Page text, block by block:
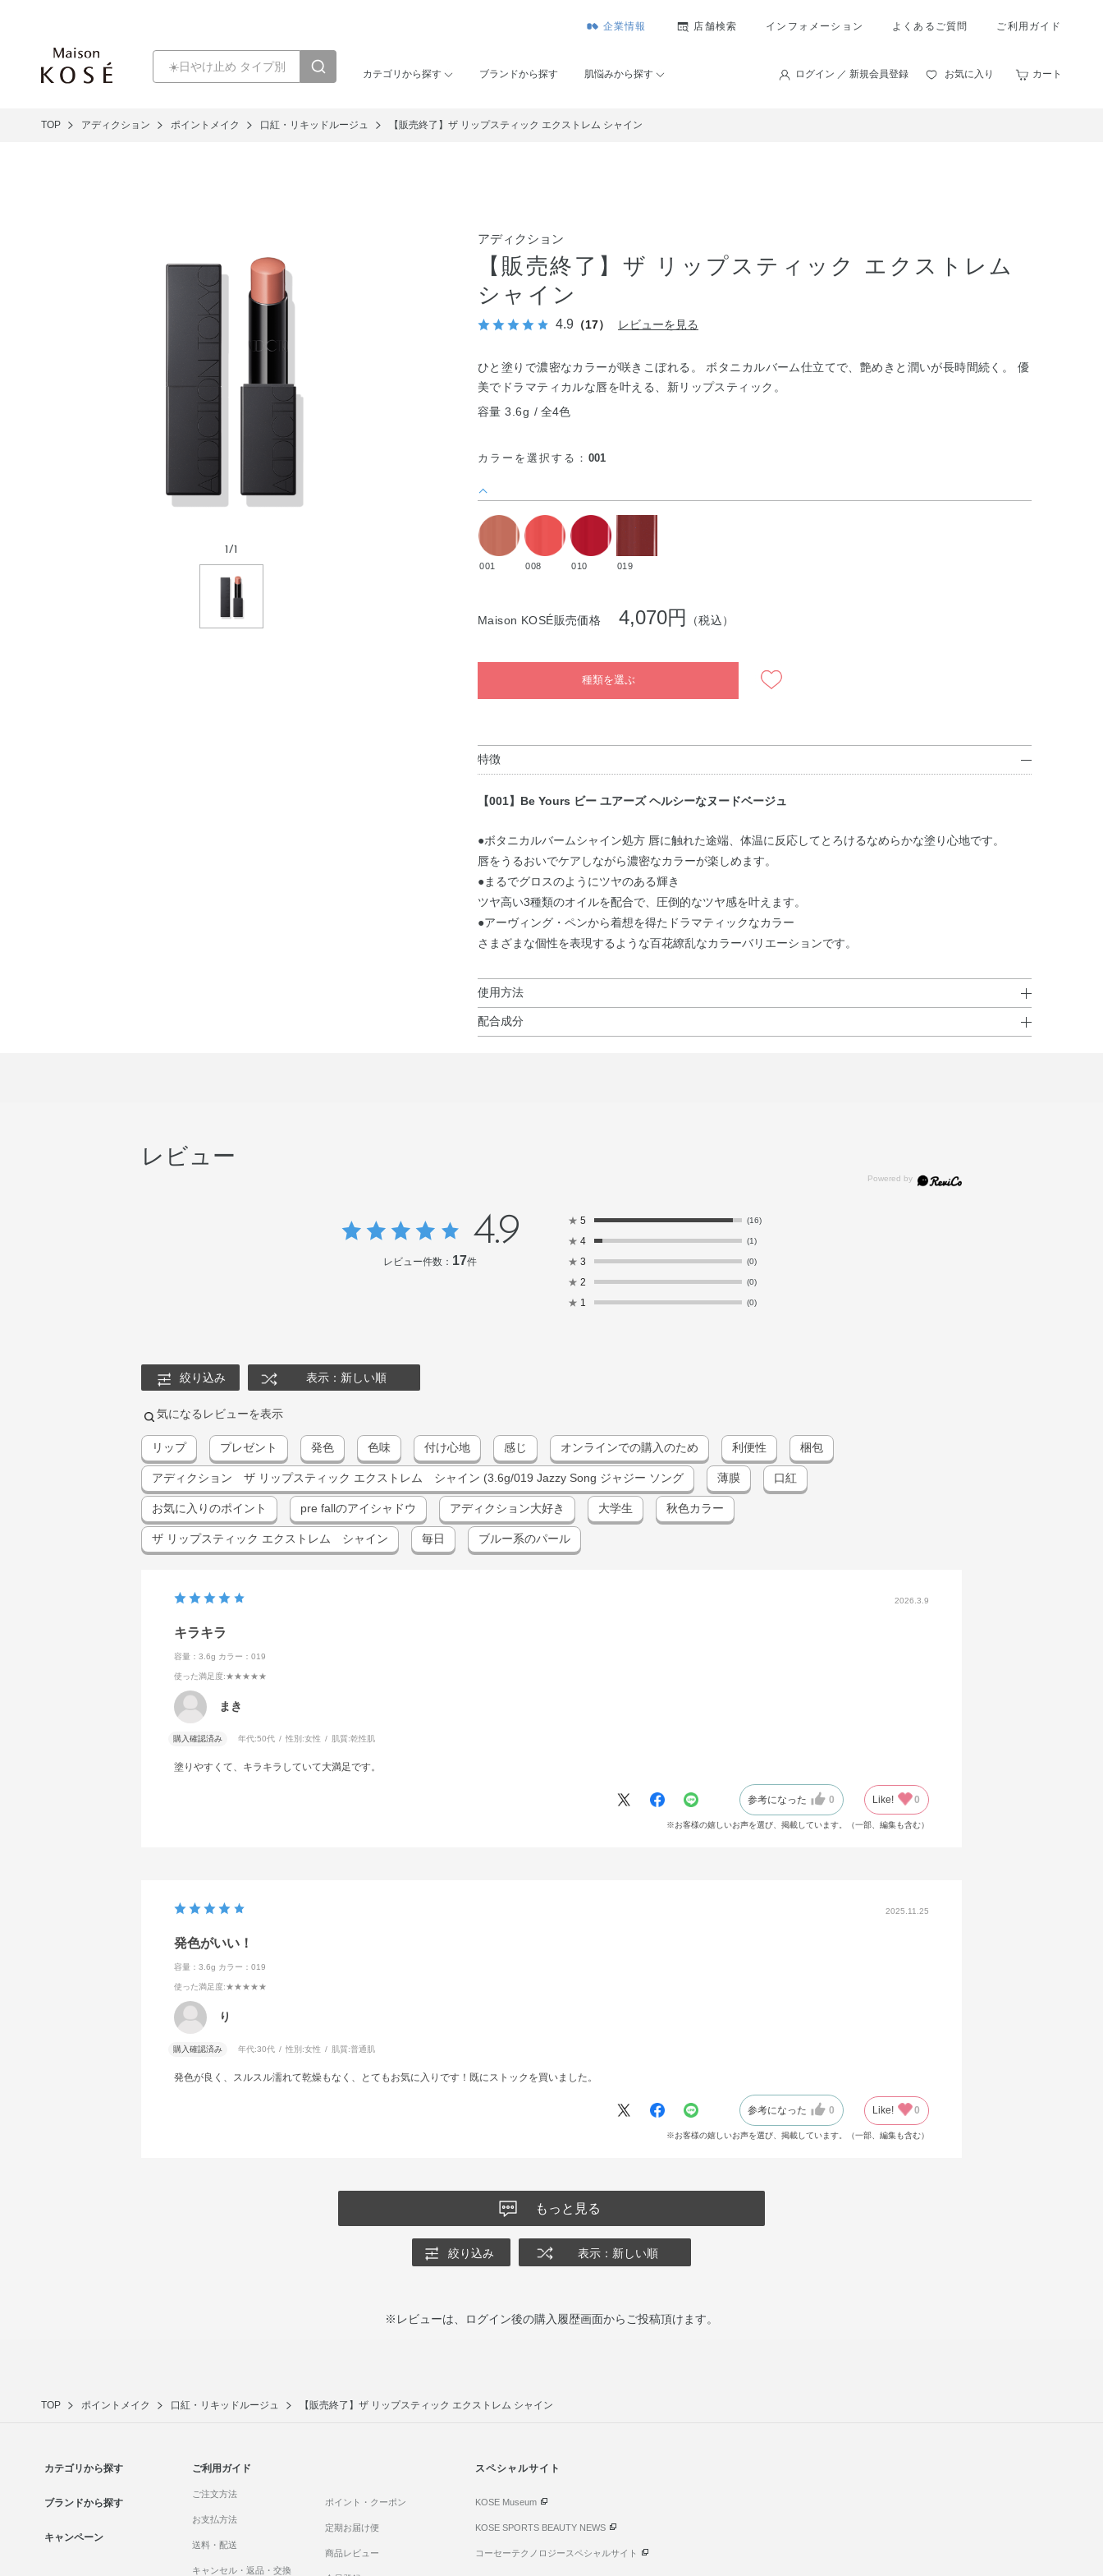
企業情報 店舗検索 インフォメーション よくあるご質問 ご利用ガイド
カテゴリから探す ブランドから探す 肌悩みから探す ログイン ／ 新規会員登録 お気に入り カート
TOP アディクション ポイントメイク 口紅・リキッドルージュ 【販売終了】ザ リップスティック エクストレム シャイン
1/1
アディクション
【販売終了】ザ リップスティック エクストレム
シャイン
4.9 （17） レビューを見る
ひと塗りで濃密なカラーが咲きこぼれる。 ボタニカルバーム仕立てで、艶めきと潤いが長時間続く。 優
美でドラマティカルな唇を叶える、新リップスティック。
容量 3.6g
全4色
カラーを選択する： 001
001 008 010 019
Maison KOSÉ販売価格 4,070円 （税込）
種類を選ぶ
特徴
【001】Be Yours ビー ユアーズ ヘルシーなヌードベージュ
●ボタニカルバームシャイン処方 唇に触れた途端、体温に反応してとろけるなめらかな塗り心地です。
唇をうるおいでケアしながら濃密なカラーが楽しめます。
●まるでグロスのようにツヤのある輝き
ツヤ高い3種類のオイルを配合で、圧倒的なツヤ感を叶えます。
●アーヴィング・ペンから着想を得たドラマティックなカラー
さまざまな個性を表現するような百花繚乱なカラーバリエーションです。
使用方法
使用方法
配合成分
ー・ジイソステアリン酸ポリグリセリル－2・ジメチコン・スクワラン・トリイソステアリン酸イソプロピ
赤202
レビュー
4.9
レビュー件数： 17件
★ 5 (16)
★ 4 (1)
★ 3 (0)
★ 2 (0)
★ 1 (0)
絞り込み 表示：新しい順
気になるレビューを表示
リップ プレゼント 発色 色味 付け心地 感じ オンラインでの購入のため 利便性 梱包
アディクション ザ リップスティック エクストレム シャイン (3.6g/019 Jazzy Song ジャジー ソング 薄膜 口紅
お気に入りのポイント pre fallのアイシャドウ アディクション大好き 大学生 秋色カラー
ザ リップスティック エクストレム シャイン 毎日 ブルー系のパール
2026.3.9
キラキラ
容量：3.6g カラー：019
使った満足度:★★★★★
まき
購入確認済み 年代:50代 性別:女性 肌質:乾性肌
塗りやすくて、キラキラしていて大満足です。
参考になった 0 Like! 0
※お客様の嬉しいお声を選び、掲載しています。（一部、編集も含む）
2025.11.25
発色がいい！
容量：3.6g カラー：019
使った満足度:★★★★★
り
購入確認済み 年代:30代 性別:女性 肌質:普通肌
発色が良く、スルスル濡れて乾燥もなく、とてもお気に入りです！既にストックを買いました。
参考になった 0 Like! 0
※お客様の嬉しいお声を選び、掲載しています。（一部、編集も含む）
もっと見る
絞り込み 表示：新しい順
※レビューは、ログイン後の購入履歴画面からご投稿頂けます。
TOP ポイントメイク 口紅・リキッドルージュ 【販売終了】ザ リップスティック エクストレム シャイン
カテゴリから探す
ブランドから探す
キャンペーン
ご利用ガイド
ご注文方法
お支払方法
送料・配送
キャンセル・返品・交換
ポイント・クーポン
定期お届け便
商品レビュー
スペシャルサイト
KOSE Museum
KOSE SPORTS BEAUTY NEWS
コーセーテクノロジースペシャルサイト